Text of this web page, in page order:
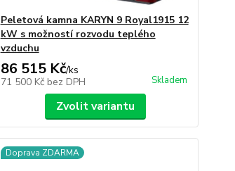
Peletová kamna KARYN 9 Royal1915 12
kW s možností rozvodu teplého
vzduchu
86 515 Kč/ks
71 500 Kč bez DPH Skladem
Zvolit variantu
Doprava ZDARMA